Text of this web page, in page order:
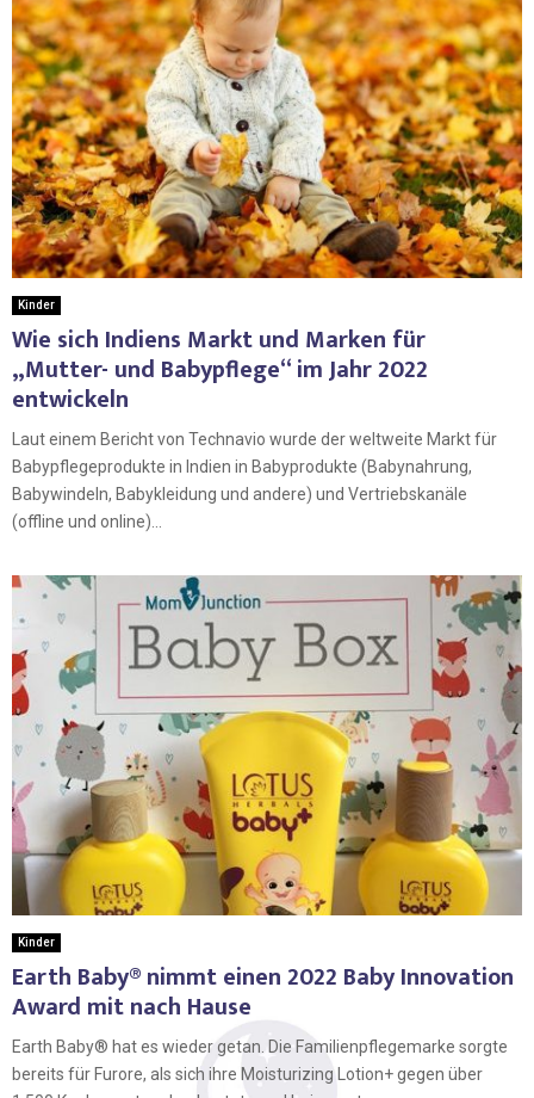
Kinder
Wie sich Indiens Markt und Marken für
„Mutter- und Babypflege“ im Jahr 2022
entwickeln
Laut einem Bericht von Technavio wurde der weltweite Markt für
Babypflegeprodukte in Indien in Babyprodukte (Babynahrung,
Babywindeln, Babykleidung und andere) und Vertriebskanäle
(offline und online)...
Kinder
Earth Baby® nimmt einen 2022 Baby Innovation
Award mit nach Hause
Earth Baby® hat es wieder getan. Die Familienpflegemarke sorgte
bereits für Furore, als sich ihre Moisturizing Lotion+ gegen über